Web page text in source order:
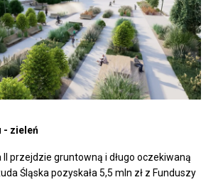
- zieleń
II przejdzie gruntowną i długo oczekiwaną
Śląska pozyskała 5,5 mln zł z Funduszy